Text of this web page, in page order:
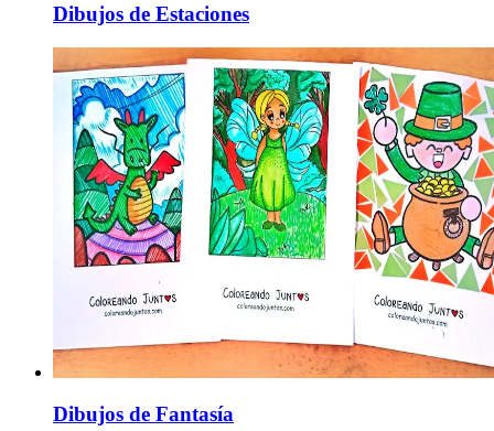
Dibujos de Estaciones
Dibujos de Fantasía